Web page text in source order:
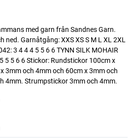
med garn från Sandnes Garn.
ned. Garnåtgång: XXS XS S M L XL 2XL
3 4 4 4 5 5 6 6 TYNN SILK MOHAIR
5 5 6 6 Stickor: Rundstickor 100cm x
3mm och 4mm och 60cm x 3mm och
4mm. Strumpstickor 3mm och 4mm.